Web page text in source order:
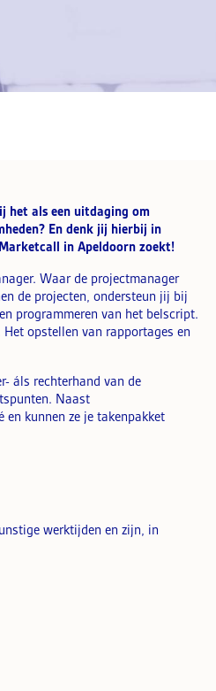
het als een uitdaging om
En denk jij hierbij in
in Apeldoorn zoekt!
Waar de projectmanager
de projecten, ondersteun jij bij
programmeren van het belscript.
opstellen van rapportages en
áls rechterhand van de
Naast
kunnen ze je takenpakket
werktijden en zijn, in